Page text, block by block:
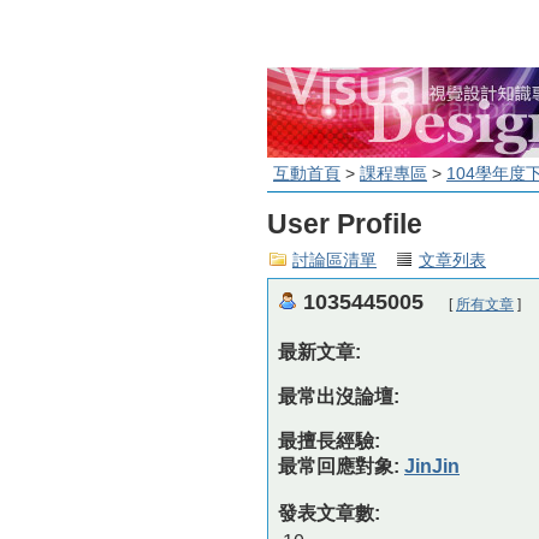
互動首頁 > 課程專區 > 104學年度
User Profile
討論區清單 文章列表
1035445005 [ 所有文章 ]
最新文章:
最常出沒論壇:
最擅長經驗:
最常回應對象: JinJin
發表文章數: